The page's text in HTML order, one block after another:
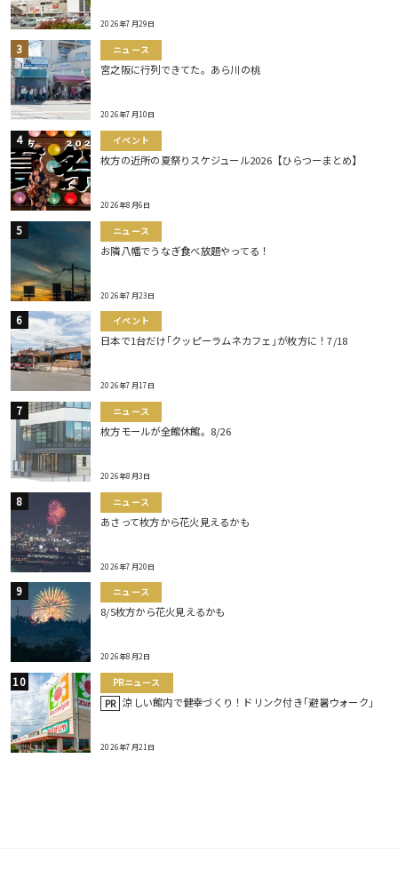
2026年7月29日
ニュース
宮之阪に行列できてた。あら川の桃
2026年7月10日
イベント
枚方の近所の夏祭りスケジュール2026【ひらつーまとめ】
2026年8月6日
ニュース
お隣八幡でうなぎ食べ放題やってる！
2026年7月23日
イベント
日本で1台だけ｢クッピーラムネカフェ｣が枚方に！7/18
2026年7月17日
ニュース
枚方モールが全館休館。8/26
2026年8月3日
ニュース
あさって枚方から花火見えるかも
2026年7月20日
ニュース
8/5枚方から花火見えるかも
2026年8月2日
PRニュース
PR 涼しい館内で健幸づくり！ドリンク付き｢避暑ウォーク｣
2026年7月21日